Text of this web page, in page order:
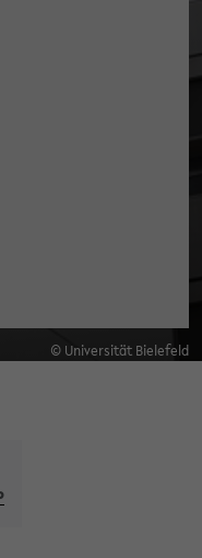
© Universität Bielefeld